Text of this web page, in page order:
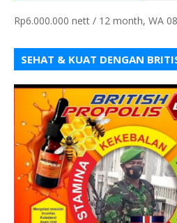
Rp6.000.000 nett / 12 month, WA
SEHAT & KUAT DENGAN